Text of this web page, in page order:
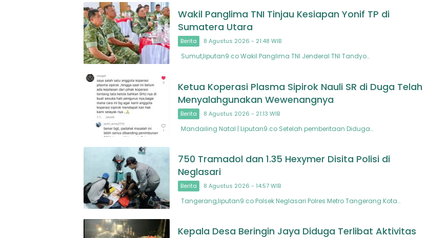
Wakil Panglima TNI Tinjau Kesiapan Yonif TP di
Sumatera Utara
Berita 8 Agustus 2026 - 21:48 WIB
Sumut,liputan9.co Wakil Panglima TNI Jenderal TNI Tandyo…
Ketua Koperasi Plasma Sipirok Nauli SR di Duga Telah
Menyalahgunakan Wewenangnya
Berita 8 Agustus 2026 - 21:13 WIB
Mandailing Natal | Liputan9.co Setelah pemberitaan Diduga…
750 Tramadol dan 1.35 Hexymer Disita Polisi di
Neglasari
Berita 8 Agustus 2026 - 14:57 WIB
Tangerang,liputan9.co Polsek Neglasari Polres Metro Tangerang Kota…
Kepala Desa Beringin Jaya Diduga Terlibat Aktivitas